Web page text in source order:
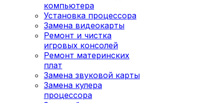
компьютера
Установка процессора
Замена видеокарты
Ремонт и чистка
игровых консолей
Ремонт материнских
плат
Замена звуковой карты
Замена кулера
процессора